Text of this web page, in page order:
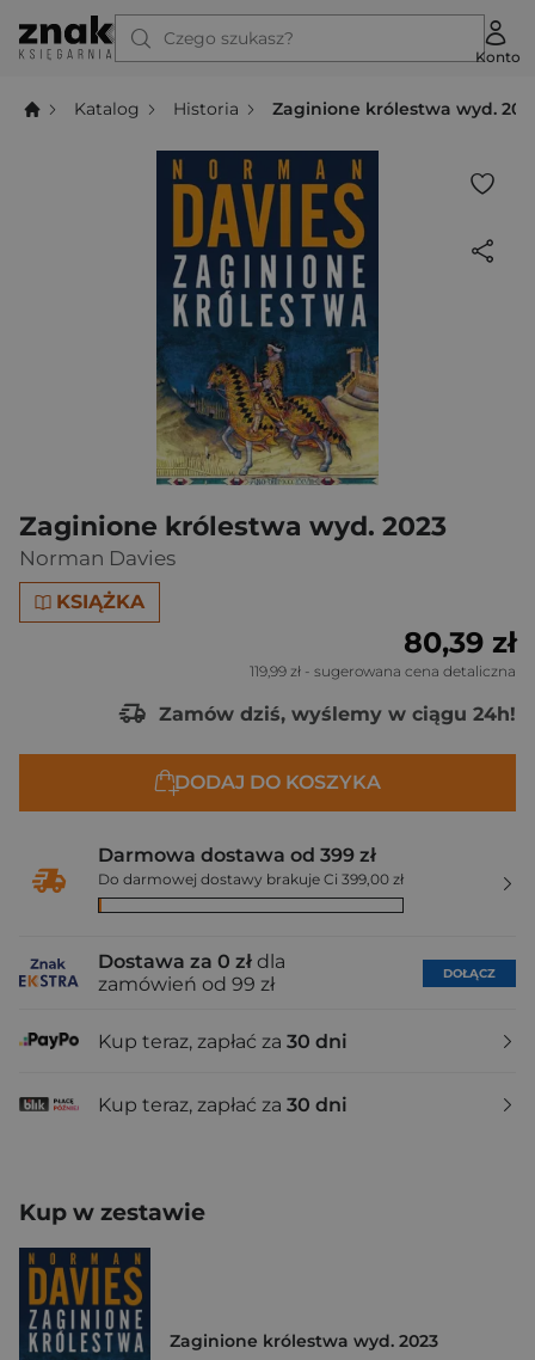
Czego szukasz?
Konto
Katalog Historia Zaginione królestwa wyd.
Zaginione królestwa wyd. 2023
Norman Davies
KSIĄŻKA
80,39 zł
119,99 zł - sugerowana cena detaliczna
Zamów dziś, wyślemy w ciągu 24h!
DODAJ DO KOSZYKA
Darmowa dostawa od 399 zł
Do darmowej dostawy brakuje Ci 399,00 zł
Dostawa za 0 zł dla
zamówień od 99 zł
DOŁĄCZ
Kup teraz, zapłać za 30 dni
Kup teraz, zapłać za 30 dni
Kup w zestawie
Zaginione królestwa wyd. 2023